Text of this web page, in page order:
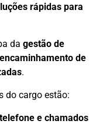
rápidas para
da gestão de
de
.
do cargo estão:
e chamados